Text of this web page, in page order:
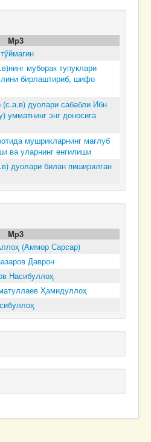
Mp3
муборак тупуклари
бирлаштириб, шифо
дуолари сабабли Ибн
умматнинг энг доносига
мушрикларнинг мағлуб
ва уларнинг енгилиши
дуолари билан пиширилган
Mp3
(Аммор Сарсар)
Даврон
Насибуллоҳ
Ҳамидуллоҳ